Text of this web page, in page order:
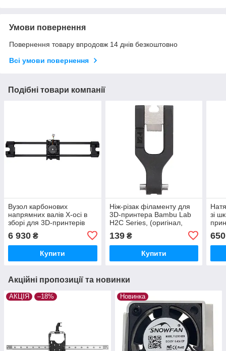
Умови повернення
Повернення товару впродовж 14 днів безкоштовно
Всі умови повернення
Подібні товари компанії
Вузол карбонових
напрямних валів X-осі в
зборі для 3D-принтерів
Bambu Lab X1/ P1 Series,
(оригінал, FAC003)
6 930 ₴
Купити
Ніж-різак філаменту для
3D-принтера Bambu Lab
H2C Series, (оригінал,
139₴
Купити
зі
650
Акційні пропозиції та новинки
АКЦІЯ –18% Новинка